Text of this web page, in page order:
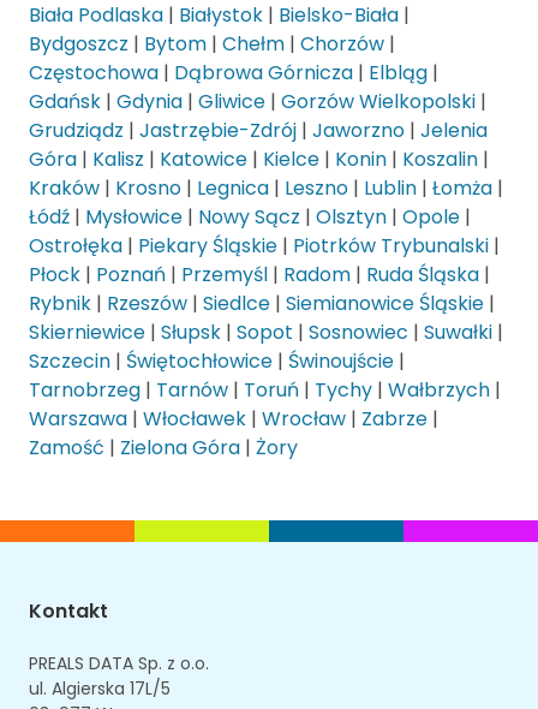
Biała Podlaska | Białystok | Bielsko-Biała |
Bydgoszcz | Bytom | Chełm | Chorzów |
Częstochowa | Dąbrowa Górnicza | Elbląg |
Gdańsk | Gdynia | Gliwice | Gorzów Wielkopolski |
Grudziądz | Jastrzębie-Zdrój | Jaworzno | Jelenia
Góra | Kalisz | Katowice | Kielce | Konin | Koszalin |
Kraków | Krosno | Legnica | Leszno | Lublin | Łomża |
Łódź | Mysłowice | Nowy Sącz | Olsztyn | Opole |
Ostrołęka | Piekary Śląskie | Piotrków Trybunalski |
Płock | Poznań | Przemyśl | Radom | Ruda Śląska |
Rybnik | Rzeszów | Siedlce | Siemianowice Śląskie |
Skierniewice | Słupsk | Sopot | Sosnowiec | Suwałki |
Szczecin | Świętochłowice | Świnoujście |
Tarnobrzeg | Tarnów | Toruń | Tychy | Wałbrzych |
Warszawa | Włocławek | Wrocław | Zabrze |
Zamość | Zielona Góra | Żory
Kontakt
PREALS DATA Sp. z o.o.
ul. Algierska 17L/5